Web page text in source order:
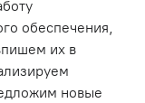
обеспечения,
их в
новые